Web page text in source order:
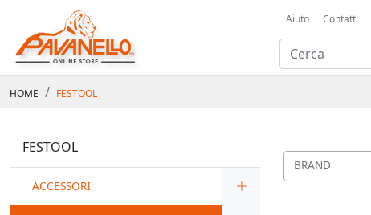
Aiuto Contatti
HOME FESTOOL
FESTOOL
ACCESSORI
BRAND